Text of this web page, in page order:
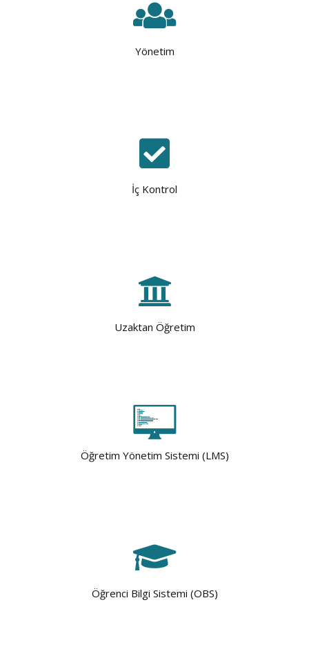
Yönetim
İç Kontrol
Uzaktan Öğretim
Öğretim Yönetim Sistemi (LMS)
Öğrenci Bilgi Sistemi (OBS)